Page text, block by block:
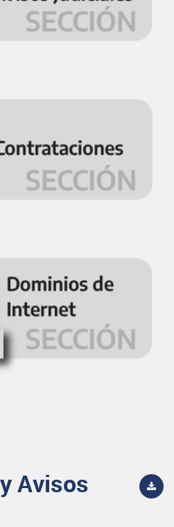
Avisos